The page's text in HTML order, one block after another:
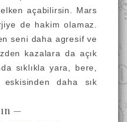
açabilirsin. Mars
de hakim olamaz.
seni daha agresif ve
kazalara da açık
sıklıkla yara, bere,
daha sık
—